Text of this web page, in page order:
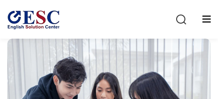
Sign in
Don’t have an account?